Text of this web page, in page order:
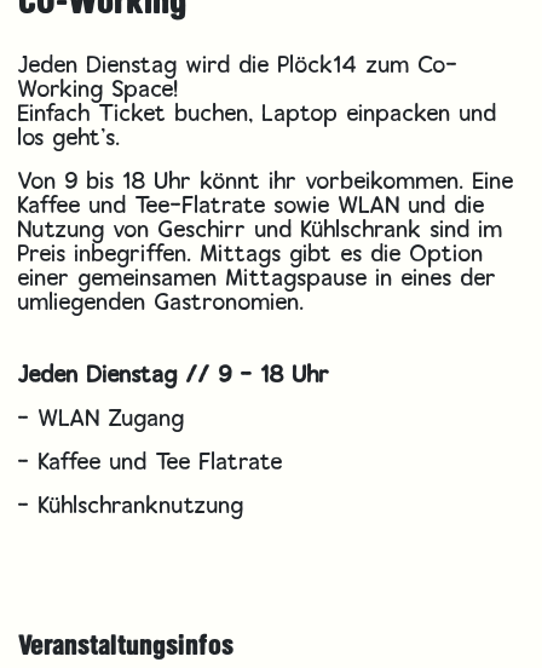
Jeden Dienstag wird die Plöck14 zum Co-
Working Space!
Einfach Ticket buchen, Laptop einpacken und
los geht’s.
Von 9 bis 18 Uhr könnt ihr vorbeikommen. Eine
Kaffee und Tee-Flatrate sowie WLAN und die
Nutzung von Geschirr und Kühlschrank sind im
Preis inbegriffen. Mittags gibt es die Option
einer gemeinsamen Mittagspause in eines der
umliegenden Gastronomien.
Jeden Dienstag // 9 - 18 Uhr
- WLAN Zugang
- Kaffee und Tee Flatrate
- Kühlschranknutzung
Veranstaltungsinfos